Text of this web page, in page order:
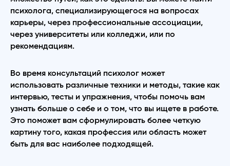
психолога, специализирующегося на вопросах
карьеры, через профессиональные ассоциации,
через университеты или колледжи, или по
рекомендациям.
Во время консультаций психолог может
использовать различные техники и методы, такие как
интервью, тесты и упражнения, чтобы помочь вам
узнать больше о себе и о том, что вы ищете в работе.
Это поможет вам сформулировать более четкую
картину того, какая профессия или область может
быть для вас наиболее подходящей.